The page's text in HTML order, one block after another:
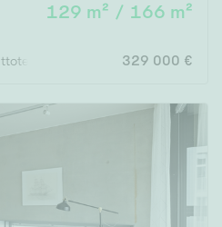
129 m² / 166 m²
tekn.tila, var, ak329 000 €